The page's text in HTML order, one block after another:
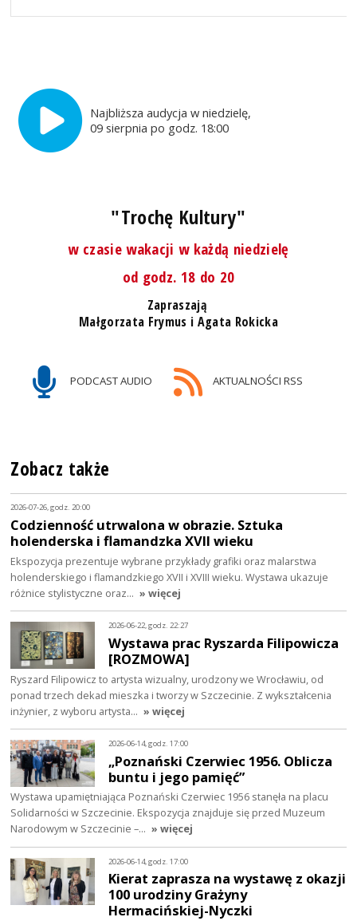
Najbliższa audycja w niedzielę,
09 sierpnia po godz. 18:00
"Trochę Kultury"
w czasie wakacji w każdą niedzielę
od godz. 18 do 20
Zapraszają
Małgorzata Frymus i Agata Rokicka
PODCAST AUDIO AKTUALNOŚCI RSS
Zobacz także
2026-07-26, godz. 20:00
Codzienność utrwalona w obrazie. Sztuka
holenderska i flamandzka XVII wieku
Ekspozycja prezentuje wybrane przykłady grafiki oraz malarstwa
holenderskiego i flamandzkiego XVII i XVIII wieku. Wystawa ukazuje
różnice stylistyczne oraz… » więcej
2026-06-22, godz. 22:27
Wystawa prac Ryszarda Filipowicza
[ROZMOWA]
Ryszard Filipowicz to artysta wizualny, urodzony we Wrocławiu, od
ponad trzech dekad mieszka i tworzy w Szczecinie. Z wykształcenia
inżynier, z wyboru artysta… » więcej
2026-06-14, godz. 17:00
„Poznański Czerwiec 1956. Oblicza
buntu i jego pamięć”
Wystawa upamiętniająca Poznański Czerwiec 1956 stanęła na placu
Solidarności w Szczecinie. Ekspozycja znajduje się przed Muzeum
Narodowym w Szczecinie –… » więcej
2026-06-14, godz. 17:00
Kierat zaprasza na wystawę z okazji
100 urodziny Grażyny
Hermacińskiej-Nyczki